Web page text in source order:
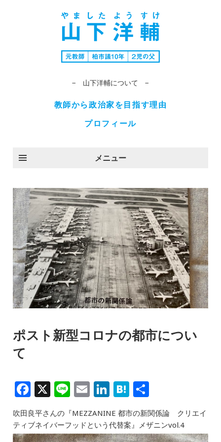
− 山下洋輔について −
教師から政治家を目指す理由
プロフィール
メニュー
ポスト新型コロナの都市につい
て
F
a
c
e
X Li
n
e
E
ai
l
Li
n
k
e
H
at
e
n
有
吹田良平さんの『MEZZANINE 都市の新関係論 クリエイ
ティブネイバーフッドという代替案』メザニンvol.4